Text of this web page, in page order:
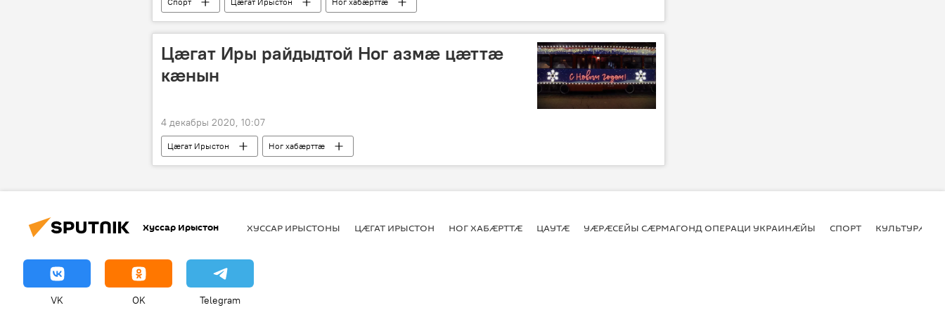
Цӕгат Иры райдыдтой Ног азмӕ цӕттӕ
кӕнын
4 декабры 2020, 10:07
Цӕгат Ирыстон Ног хабӕрттӕ
Хуссар Ирыстон ХУССАР ИРЫСТОНЫ ЦӔГАТ ИРЫСТОН НОГ ХАБӔРТТӔ ЦАУТӔ УӔРӔСЕЙЫ СӔРМАГОНД ОПЕРАЦИ УКРАИНӔЙЫ СПОРТ КУЛЬТУРӔ
VK OK Telegram